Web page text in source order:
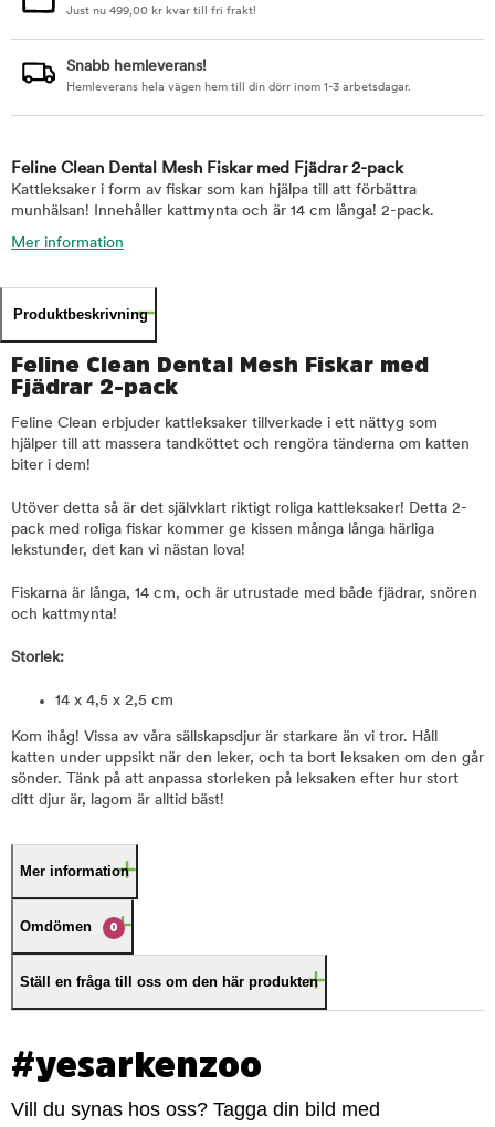
Just nu 499,00 kr kvar till fri frakt!
Snabb hemleverans!
Hemleverans hela vägen hem till din dörr inom 1-3 arbetsdagar.
Feline Clean Dental Mesh Fiskar med Fjädrar 2-pack
Kattleksaker i form av fiskar som kan hjälpa till att förbättra
munhälsan! Innehåller kattmynta och är 14 cm långa! 2-pack.
Mer information
Produktbeskrivning
Feline Clean Dental Mesh Fiskar med
Fjädrar 2-pack
Feline Clean erbjuder kattleksaker tillverkade i ett nättyg som
hjälper till att massera tandköttet och rengöra tänderna om katten
biter i dem!
Utöver detta så är det självklart riktigt roliga kattleksaker! Detta 2-
pack med roliga fiskar kommer ge kissen många långa härliga
lekstunder, det kan vi nästan lova!
Fiskarna är långa, 14 cm, och är utrustade med både fjädrar, snören
och kattmynta!
Storlek:
14 x 4,5 x 2,5 cm
Kom ihåg! Vissa av våra sällskapsdjur är starkare än vi tror. Håll
katten under uppsikt när den leker, och ta bort leksaken om den går
sönder. Tänk på att anpassa storleken på leksaken efter hur stort
ditt djur är, lagom är alltid bäst!
Mer information
Omdömen 0
Ställ en fråga till oss om den här produkten
#yesarkenzoo
Vill du synas hos oss? Tagga din bild med